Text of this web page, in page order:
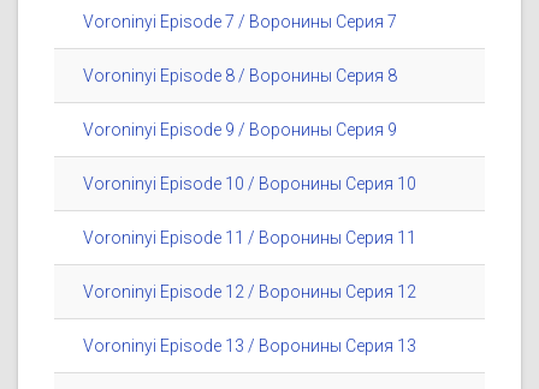
Voroninyi Episode 7 / Воронины Серия 7
Voroninyi Episode 8 / Воронины Серия 8
Voroninyi Episode 9 / Воронины Серия 9
Voroninyi Episode 10 / Воронины Серия 10
Voroninyi Episode 11 / Воронины Серия 11
Voroninyi Episode 12 / Воронины Серия 12
Voroninyi Episode 13 / Воронины Серия 13